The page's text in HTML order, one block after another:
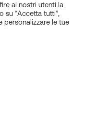
ai nostri utenti la
su “Accetta tutti”,
personalizzare le tue